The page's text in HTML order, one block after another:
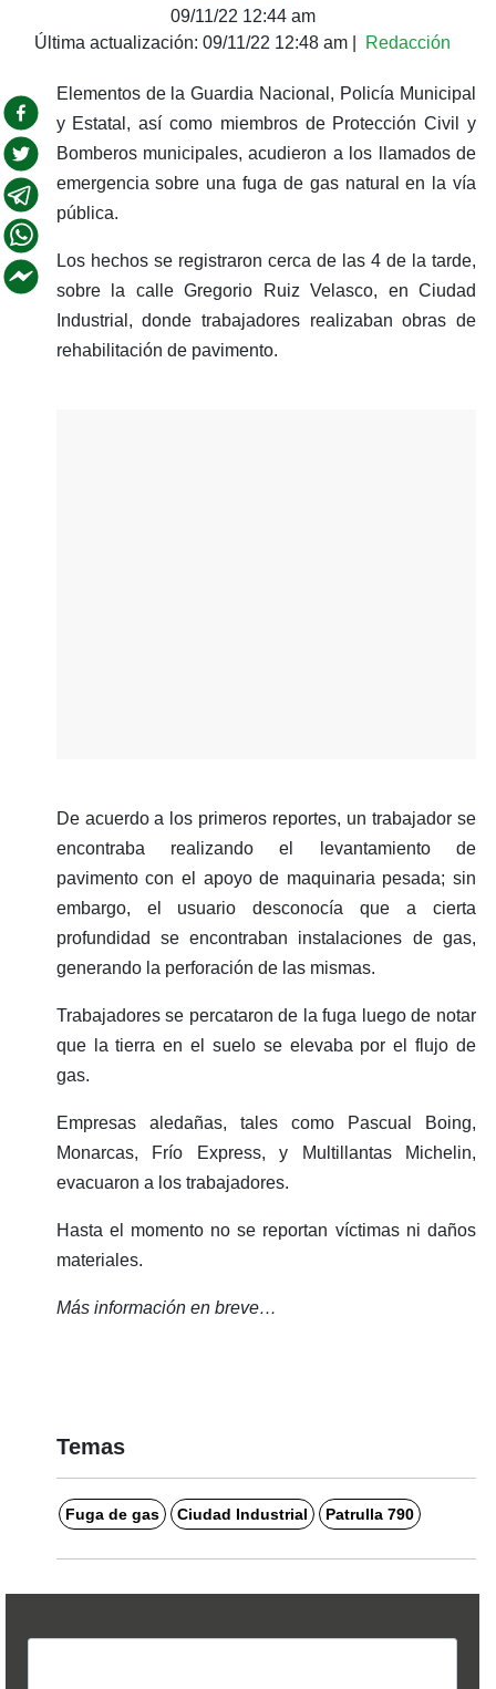
09/11/22 12:44 am
Última actualización: 09/11/22 12:48 am Redacción
Elementos de la Guardia Nacional, Policía Municipal
y Estatal, así como miembros de Protección Civil y
Bomberos municipales, acudieron a los llamados de
emergencia sobre una fuga de gas natural en la vía
pública.
Los hechos se registraron cerca de las 4 de la tarde,
sobre la calle Gregorio Ruiz Velasco, en Ciudad
Industrial, donde trabajadores realizaban obras de
rehabilitación de pavimento.
De acuerdo a los primeros reportes, un trabajador se
encontraba realizando el levantamiento de
pavimento con el apoyo de maquinaria pesada; sin
embargo, el usuario desconocía que a cierta
profundidad se encontraban instalaciones de gas,
generando la perforación de las mismas.
Trabajadores se percataron de la fuga luego de notar
que la tierra en el suelo se elevaba por el flujo de
gas.
Empresas aledañas, tales como Pascual Boing,
Monarcas, Frío Express, y Multillantas Michelin,
evacuaron a los trabajadores.
Hasta el momento no se reportan víctimas ni daños
materiales.
Más información en breve…
Temas
Fuga de gas Ciudad Industrial Patrulla 790